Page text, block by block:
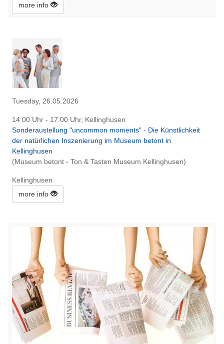
more info
Tuesday, 26.05.2026
14:00 Uhr - 17:00 Uhr, Kellinghusen
Sonderaustellung "uncommon moments" - Die Künstlichkeit
der natürlichen Inszenierung im Museum betont in
Kellinghusen
(Museum betont - Ton & Tasten Museum Kellinghusen)
Kellinghusen
more info